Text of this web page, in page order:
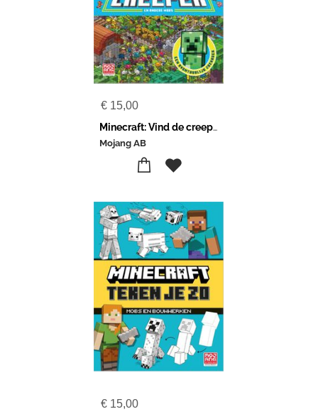
€ 15,00
Minecraft: Vind de creeper
Mojang AB
€ 15,00